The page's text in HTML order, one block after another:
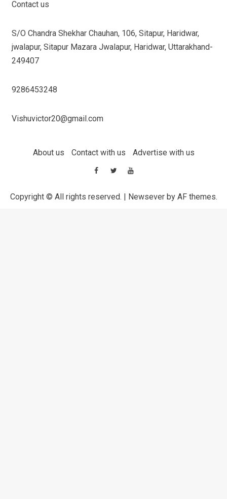
Contact us
S/O Chandra Shekhar Chauhan, 106, Sitapur, Haridwar,
jwalapur, Sitapur Mazara Jwalapur, Haridwar, Uttarakhand-
249407
9286453248
Vishuvictor20@gmail.com
About us Contact with us Advertise with us
Copyright © All rights reserved. | Newseverby AF themes.